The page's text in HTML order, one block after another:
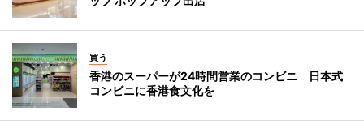
買う
香港のスーパーが24時間営業のコンビニ 日本式
コンビニに香港食文化を